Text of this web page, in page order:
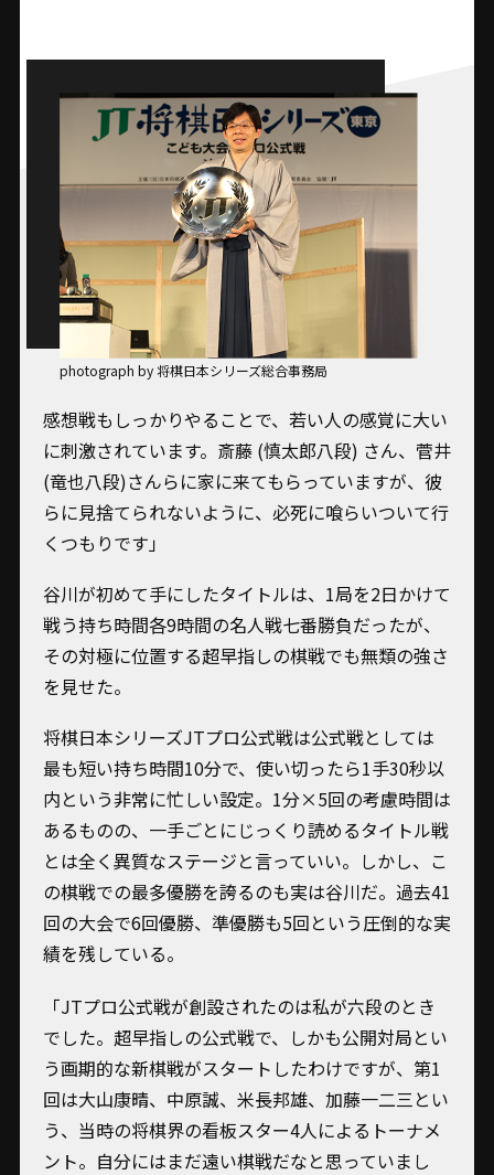
photograph by 将棋日本シリーズ総合事務局
感想戦もしっかりやることで、若い人の感覚に大い
に刺激されています。斎藤 (慎太郎八段) さん、菅井
(竜也八段)さんらに家に来てもらっていますが、彼
らに見捨てられないように、必死に喰らいついて行
くつもりです」
谷川が初めて手にしたタイトルは、1局を2日かけて
戦う持ち時間各9時間の名人戦七番勝負だったが、
その対極に位置する超早指しの棋戦でも無類の強さ
を見せた。
将棋日本シリーズJTプロ公式戦は公式戦としては
最も短い持ち時間10分で、使い切ったら1手30秒以
内という非常に忙しい設定。1分×5回の考慮時間は
あるものの、一手ごとにじっくり読めるタイトル戦
とは全く異質なステージと言っていい。しかし、こ
の棋戦での最多優勝を誇るのも実は谷川だ。過去41
回の大会で6回優勝、準優勝も5回という圧倒的な実
績を残している。
「JTプロ公式戦が創設されたのは私が六段のとき
でした。超早指しの公式戦で、しかも公開対局とい
う画期的な新棋戦がスタートしたわけですが、第1
回は大山康晴、中原誠、米長邦雄、加藤一二三とい
う、当時の将棋界の看板スター4人によるトーナメ
ント。自分にはまだ遠い棋戦だなと思っていまし